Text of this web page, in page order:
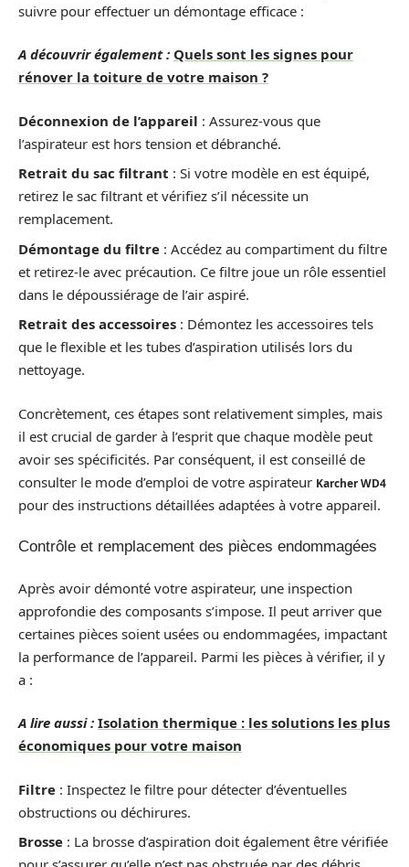
suivre pour effectuer un démontage efficace :
A découvrir également : Quels sont les signes pour
rénover la toiture de votre maison ?
Déconnexion de l’appareil : Assurez-vous que
l’aspirateur est hors tension et débranché.
Retrait du sac filtrant : Si votre modèle en est équipé,
retirez le sac filtrant et vérifiez s’il nécessite un
remplacement.
Démontage du filtre : Accédez au compartiment du filtre
et retirez-le avec précaution. Ce filtre joue un rôle essentiel
dans le dépoussiérage de l’air aspiré.
Retrait des accessoires : Démontez les accessoires tels
que le flexible et les tubes d’aspiration utilisés lors du
nettoyage.
Concrètement, ces étapes sont relativement simples, mais
il est crucial de garder à l’esprit que chaque modèle peut
avoir ses spécificités. Par conséquent, il est conseillé de
consulter le mode d’emploi de votre aspirateur Karcher WD4
pour des instructions détaillées adaptées à votre appareil.
Contrôle et remplacement des pièces endommagées
Après avoir démonté votre aspirateur, une inspection
approfondie des composants s’impose. Il peut arriver que
certaines pièces soient usées ou endommagées, impactant
la performance de l’appareil. Parmi les pièces à vérifier, il y
a :
A lire aussi : Isolation thermique : les solutions les plus
économiques pour votre maison
Filtre : Inspectez le filtre pour détecter d’éventuelles
obstructions ou déchirures.
Brosse : La brosse d’aspiration doit également être vérifiée